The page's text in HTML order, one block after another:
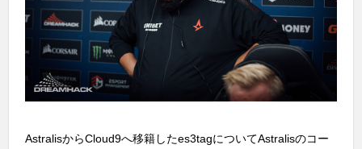
AstralisからCloud9へ移籍したes3tagについてAstralisのコー